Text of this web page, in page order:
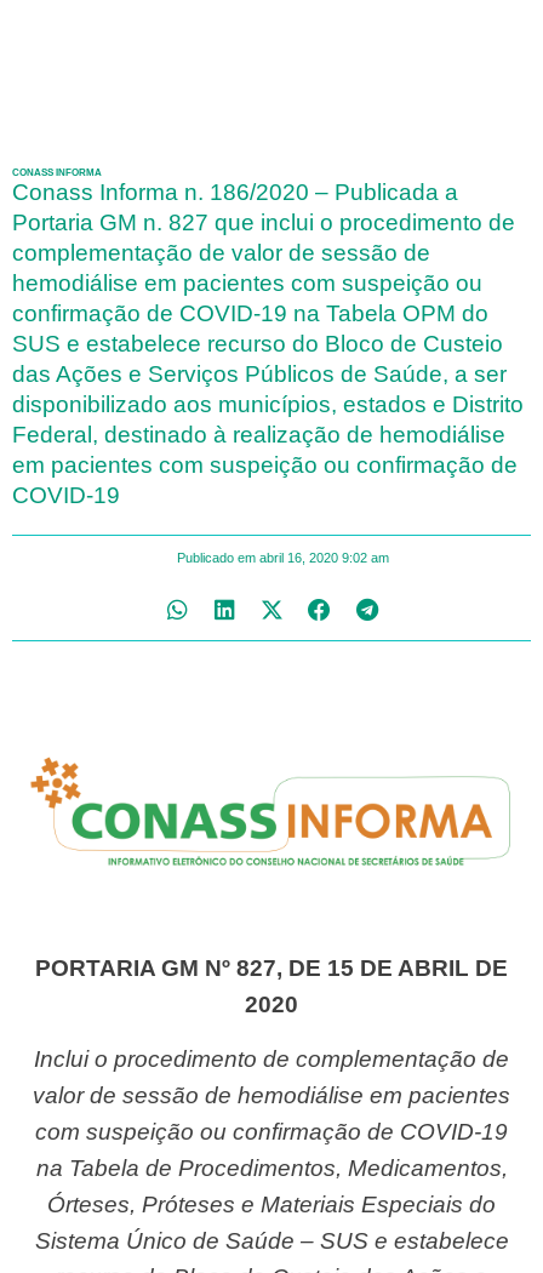
CONASS INFORMA
Conass Informa n. 186/2020 – Publicada a
Portaria GM n. 827 que inclui o procedimento de
complementação de valor de sessão de
hemodiálise em pacientes com suspeição ou
confirmação de COVID-19 na Tabela OPM do
SUS e estabelece recurso do Bloco de Custeio
das Ações e Serviços Públicos de Saúde, a ser
disponibilizado aos municípios, estados e Distrito
Federal, destinado à realização de hemodiálise
em pacientes com suspeição ou confirmação de
COVID-19
Publicado em abril 16, 2020 9:02 am
PORTARIA GM Nº 827, DE 15 DE ABRIL DE
2020
Inclui o procedimento de complementação de
valor de sessão de hemodiálise em pacientes
com suspeição ou confirmação de COVID-19
na Tabela de Procedimentos, Medicamentos,
Órteses, Próteses e Materiais Especiais do
Sistema Único de Saúde – SUS e estabelece